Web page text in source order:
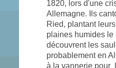
1820, lors d'une
Allemagne. Ils
Ried, plantant
plaines humides
découvrent les
probablement en
à la vannerie pour